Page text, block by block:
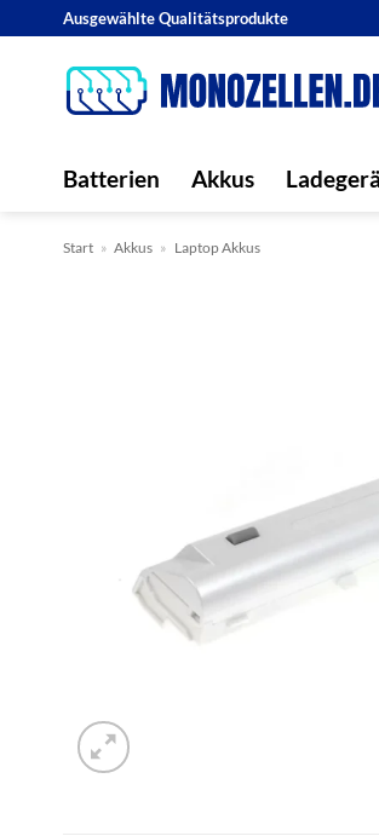
springen
Ausgewählte Qualitätsprodukte
Batterien Akkus
Start » Akkus » Laptop Akkus